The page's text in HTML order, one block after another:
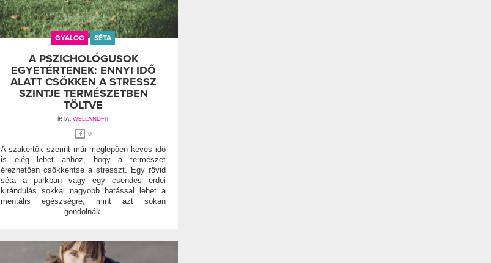
GYALOG SÉTA
A PSZICHOLÓGUSOK
EGYETÉRTENEK: ENNYI IDŐ
ALATT CSÖKKEN A STRESSZ
SZINTJE TERMÉSZETBEN
TÖLTVE
ÍRTA: WELLANDFIT
0
A szakértők szerint már meglepően kevés idő
is elég lehet ahhoz, hogy a természet
érezhetően csökkentse a stresszt. Egy rövid
séta a parkban vagy egy csendes erdei
kirándulás sokkal nagyobb hatással lehet a
mentális egészségre, mint azt sokan
gondolnák.